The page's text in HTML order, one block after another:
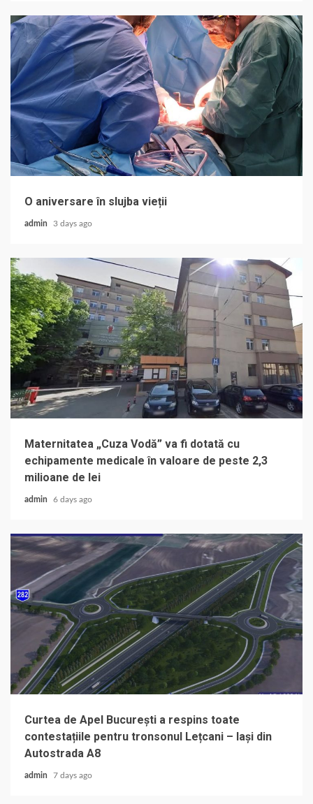
O aniversare în slujba vieții
admin 3 days ago
Maternitatea „Cuza Vodă” va fi dotată cu
echipamente medicale în valoare de peste 2,3
milioane de lei
admin 6 days ago
Curtea de Apel București a respins toate
contestațiile pentru tronsonul Lețcani – Iași din
Autostrada A8
admin 7 days ago